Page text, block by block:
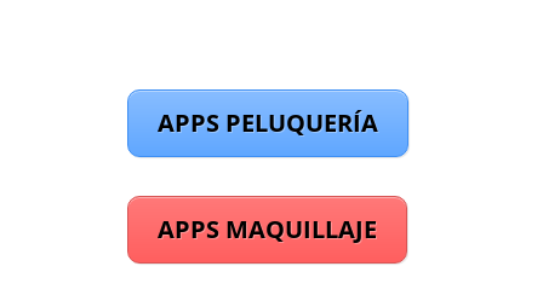
APPS PELUQUERÍA
APPS MAQUILLAJE